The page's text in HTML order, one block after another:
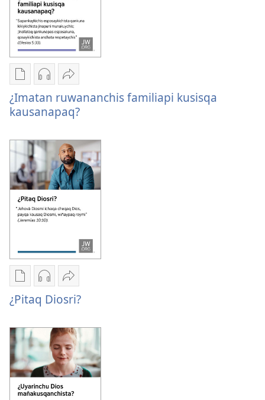
Kaypi
qelqakunatan
copiawaq
¿Imatan
ruwananchis
familiapi
kusisqa
kausanapaq?
Kaypin
grabasqa
qelqakunata
horqowaq
¿Imatan
ruwananchis
familiapi
kusisqa
kausanapaq?
Jujman
apachinapaq
¿Imatan
ruwananchis
familiapi
kusisqa
kausanapaq?
¿Imatan ruwananchis familiapi kusisqa
kausanapaq?
Kaypi
qelqakunatan
copiawaq
¿Pitaq
Diosri?
Kaypin
grabasqa
horqowaq
¿Pitaq
Diosri?
Jujman
apachinapaq
Diosri?
¿Pitaq Diosri?